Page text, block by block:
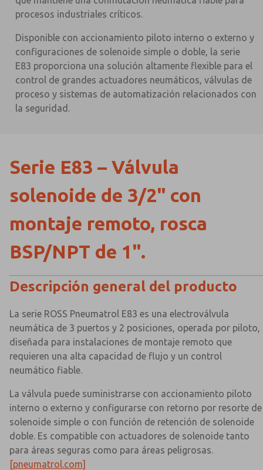
procesos industriales críticos.
Disponible con accionamiento piloto interno o externo y
configuraciones de solenoide simple o doble, la serie
E83 proporciona una solución altamente flexible para el
control de grandes actuadores neumáticos, válvulas de
proceso y sistemas de automatización relacionados con
la seguridad.
Serie E83 – Válvula
solenoide de 3/2" con
montaje remoto, rosca
BSP/NPT de 1".
Descripción general del producto
La serie ROSS Pneumatrol E83 es una electroválvula
neumática de 3 puertos y 2 posiciones, operada por piloto,
diseñada para instalaciones de montaje remoto que
requieren una alta capacidad de flujo y un control
neumático fiable.
La válvula puede suministrarse con accionamiento piloto
interno o externo y configurarse con retorno por resorte de
solenoide simple o con función de retención de solenoide
doble. Es compatible con actuadores de solenoide tanto
para áreas seguras como para áreas peligrosas.
[pneumatrol.com]